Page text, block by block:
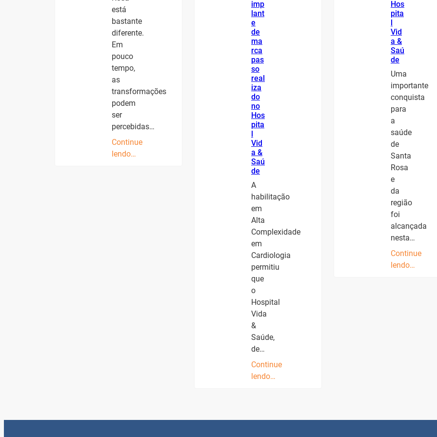
está
bastante
diferente.
Em
pouco
tempo,
as
transformações
podem
ser
percebidas…
Continue
lendo…
imp
lant
e
de
ma
rca
pas
so
real
iza
do
no
Hos
pita
Vid
a &
Saú
de
A
habilitação
em
Alta
Complexidade
em
Cardiologia
permitiu
que
o
Hospital
Vida
&
Saúde,
de…
Continue
lendo…
Hos
pita
Vid
a &
Saú
de
Uma
importante
conquista
para
a
saúde
de
Santa
Rosa
e
da
região
foi
alcançada
nesta…
Continue
lendo…